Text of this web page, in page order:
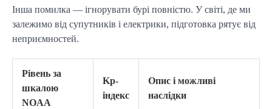
Інша помилка — ігнорувати бурі повністю. У світі, де ми
залежимо від супутників і електрики, підготовка рятує від
неприємностей.
Рівень за
шкалою
NOAA
Kp-
індекс
Опис і можливі
наслідки